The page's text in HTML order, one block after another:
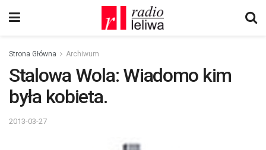
Strona Główna Archiwum
Stalowa Wola: Wiadomo kim
była kobieta.
2013-03-27